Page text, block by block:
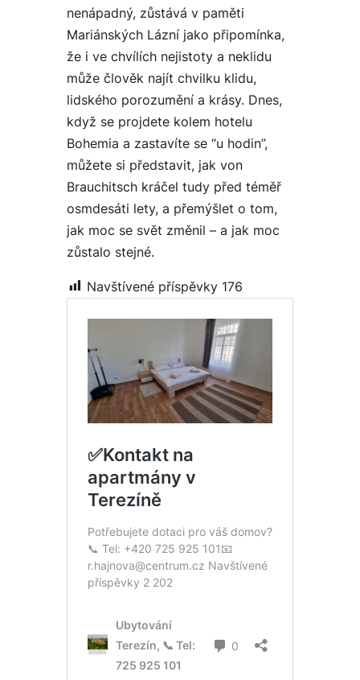
nenápadný, zůstává v paměti
Mariánských Lázní jako připomínka,
že i ve chvílích nejistoty a neklidu
může člověk najít chvilku klidu,
lidského porozumění a krásy. Dnes,
když se projdete kolem hotelu
Bohemia a zastavíte se “u hodin”,
můžete si představit, jak von
Brauchitsch kráčel tudy před téměř
osmdesáti lety, a přemýšlet o tom,
jak moc se svět změnil – a jak moc
zůstalo stejné.
Navštívené příspěvky 176